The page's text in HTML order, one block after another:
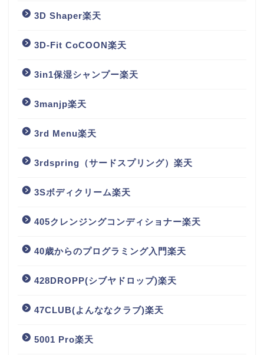
3D Shaper楽天
3D-Fit CoCOON楽天
3in1保湿シャンプー楽天
3manjp楽天
3rd Menu楽天
3rdspring（サードスプリング）楽天
3Sボディクリーム楽天
405クレンジングコンディショナー楽天
40歳からのプログラミング入門楽天
428DROPP(シブヤドロップ)楽天
47CLUB(よんななクラブ)楽天
5001 Pro楽天